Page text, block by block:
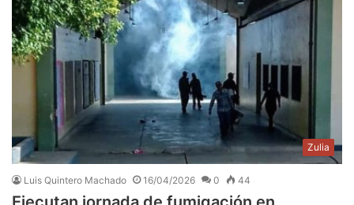
Zulia
Luis Quintero Machado 16/04/2026 0 44